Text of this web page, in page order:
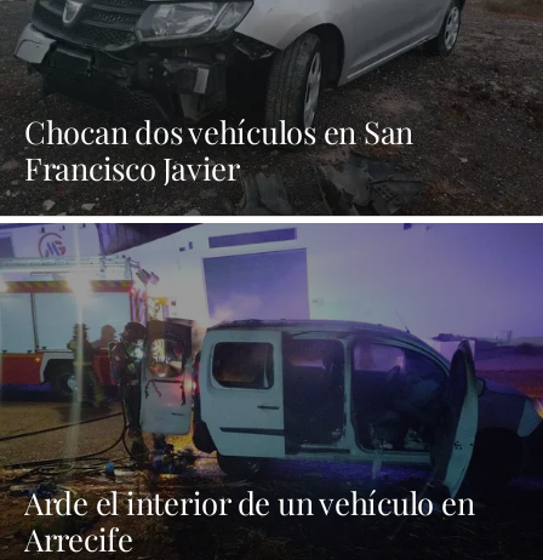
Chocan dos vehículos en San
Francisco Javier
Arde el interior de un vehículo en
Arrecife